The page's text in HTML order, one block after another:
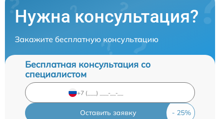
Нужна консультация?
Закажите бесплатную консультацию
Бесплатная консультация со
специалистом
Оставить заявку